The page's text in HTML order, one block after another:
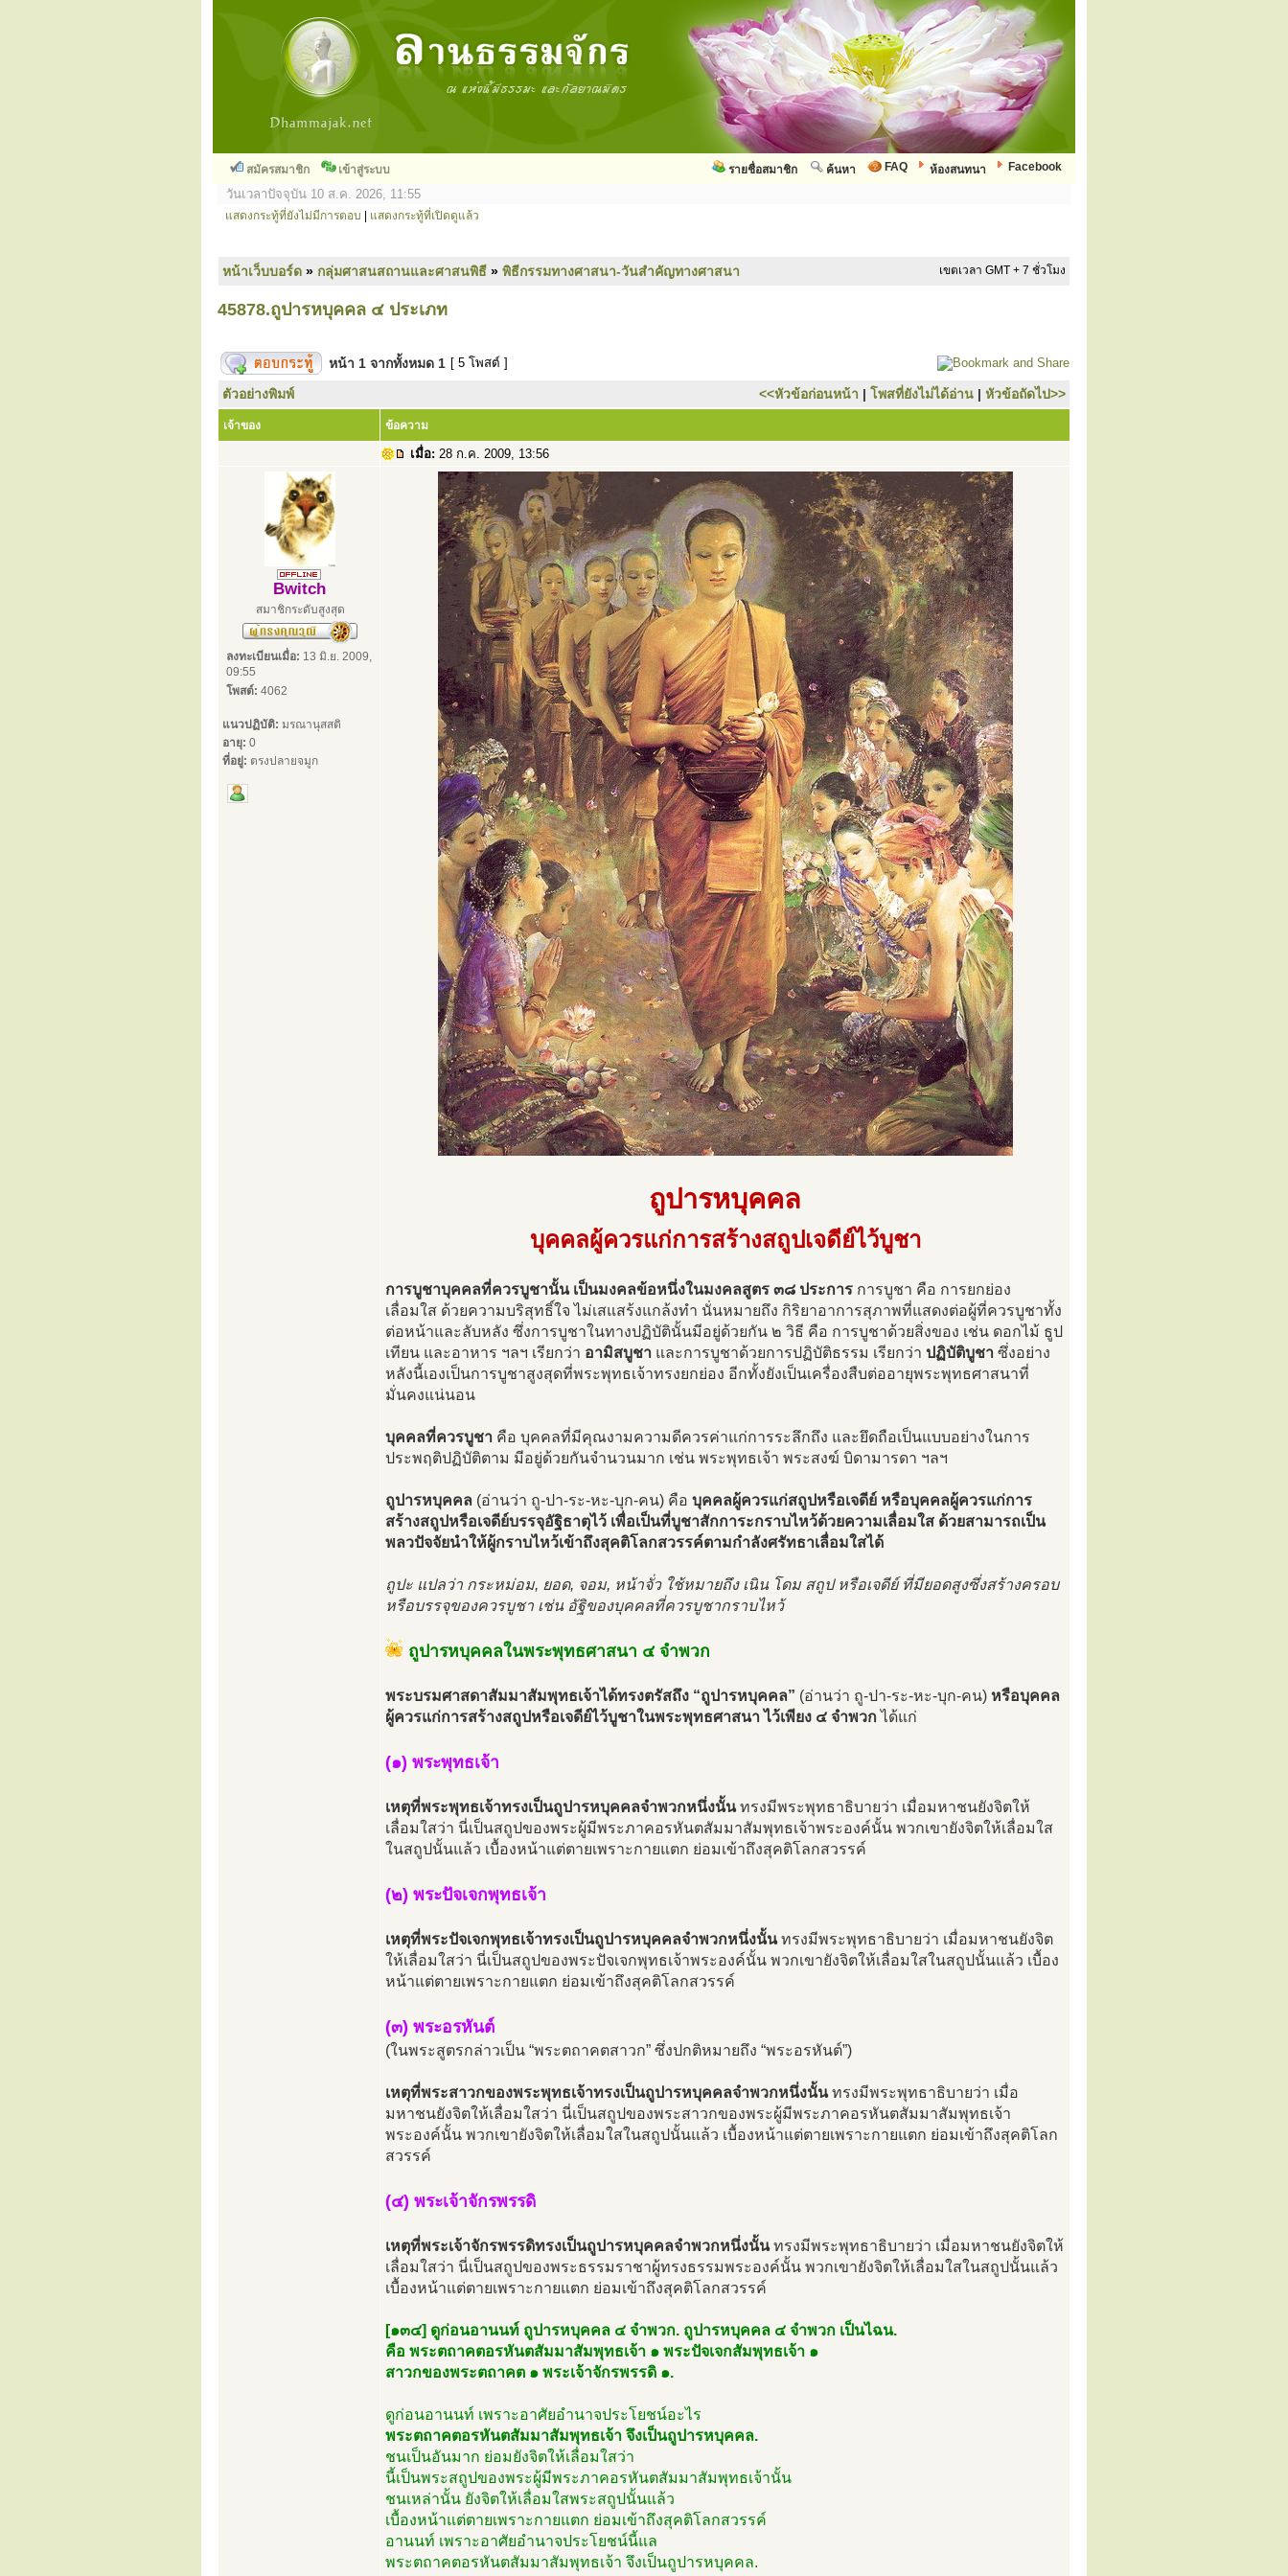
สมัครสมาชิก เข้าสู่ระบบ Facebook
ห้องสนทนา
FAQ
ค้นหา
รายชื่อสมาชิก
วันเวลาปัจจุบัน 10 ส.ค. 2026, 11:55
แสดงกระทู้ที่ยังไม่มีการตอบ แสดงกระทู้ที่เปิดดูแล้ว
หน้าเว็บบอร์ด » กลุ่มศาสนสถานและศาสนพิธี » พิธีกรรมทางศาสนา-วันสำคัญทางศาสนา เขตเวลา GMT + 7 ชั่วโมง
45878.ถูปารหบุคคล ๔ ประเภท
หน้า 1 จากทั้งหมด 1 [ 5 โพสต์ ]
ตัวอย่างพิมพ์ <<หัวข้อก่อนหน้า | โพสที่ยังไม่ได้อ่าน | หัวข้อถัดไป>>
เจ้าของ ข้อความ
เมื่อ: 28 ก.ค. 2009, 13:56
Bwitch
สมาชิกระดับสูงสุด
ลงทะเบียนเมื่อ: 13 มิ.ย. 2009,
09:55
โพสต์: 4062
แนวปฏิบัติ: มรณานุสสติ
อายุ: 0
ที่อยู่: ตรงปลายจมูก
ถูปารหบุคคล
บุคคลผู้ควรแก่การสร้างสถูปเจดีย์ไว้บูชา
การบูชาบุคคลที่ควรบูชานั้น เป็นมงคลข้อหนึ่งในมงคลสูตร ๓๘ ประการ การบูชา คือ การยกย่อง
เลื่อมใส ด้วยความบริสุทธิ์ใจ ไม่เสแสร้งแกล้งทำ นั่นหมายถึง กิริยาอาการสุภาพที่แสดงต่อผู้ที่ควรบูชาทั้ง
ต่อหน้าและลับหลัง ซึ่งการบูชาในทางปฏิบัตินั้นมีอยู่ด้วยกัน ๒ วิธี คือ การบูชาด้วยสิ่งของ เช่น ดอกไม้ ธูป
เทียน และอาหาร ฯลฯ เรียกว่า อามิสบูชา และการบูชาด้วยการปฏิบัติธรรม เรียกว่า ปฏิบัติบูชา ซึ่งอย่าง
หลังนี้เองเป็นการบูชาสูงสุดที่พระพุทธเจ้าทรงยกย่อง อีกทั้งยังเป็นเครื่องสืบต่ออายุพระพุทธศาสนาที่
มั่นคงแน่นอน
บุคคลที่ควรบูชา คือ บุคคลที่มีคุณงามความดีควรค่าแก่การระลึกถึง และยึดถือเป็นแบบอย่างในการ
ประพฤติปฏิบัติตาม มีอยู่ด้วยกันจำนวนมาก เช่น พระพุทธเจ้า พระสงฆ์ บิดามารดา ฯลฯ
ถูปารหบุคคล (อ่านว่า ถู-ปา-ระ-หะ-บุก-คน) คือ บุคคลผู้ควรแก่สถูปหรือเจดีย์ หรือบุคคลผู้ควรแก่การ
สร้างสถูปหรือเจดีย์บรรจุอัฐิธาตุไว้ เพื่อเป็นที่บูชาสักการะกราบไหว้ด้วยความเลื่อมใส ด้วยสามารถเป็น
พลวปัจจัยนำให้ผู้กราบไหว้เข้าถึงสุคติโลกสวรรค์ตามกำลังศรัทธาเลื่อมใสได้
ถูปะ แปลว่า กระหม่อม, ยอด, จอม, หน้าจั่ว ใช้หมายถึง เนิน โดม สถูป หรือเจดีย์ ที่มียอดสูงซึ่งสร้างครอบ
หรือบรรจุของควรบูชา เช่น อัฐิของบุคคลที่ควรบูชากราบไหว้
ถูปารหบุคคลในพระพุทธศาสนา ๔ จำพวก
พระบรมศาสดาสัมมาสัมพุทธเจ้าได้ทรงตรัสถึง “ถูปารหบุคคล” (อ่านว่า ถู-ปา-ระ-หะ-บุก-คน) หรือบุคคล
ผู้ควรแก่การสร้างสถูปหรือเจดีย์ไว้บูชาในพระพุทธศาสนา ไว้เพียง ๔ จำพวก ได้แก่
(๑) พระพุทธเจ้า
เหตุที่พระพุทธเจ้าทรงเป็นถูปารหบุคคลจำพวกหนึ่งนั้นทรงมีพระพุทธาธิบายว่า เมื่อมหาชนยังจิตให้
เลื่อมใสว่า นี่เป็นสถูปของพระผู้มีพระภาคอรหันตสัมมาสัมพุทธเจ้าพระองค์นั้น พวกเขายังจิตให้เลื่อมใส
ในสถูปนั้นแล้ว เบื้องหน้าแต่ตายเพราะกายแตก ย่อมเข้าถึงสุคติโลกสวรรค์
(๒) พระปัจเจกพุทธเจ้า
เหตุที่พระปัจเจกพุทธเจ้าทรงเป็นถูปารหบุคคลจำพวกหนึ่งนั้นทรงมีพระพุทธาธิบายว่า เมื่อมหาชนยังจิต
ให้เลื่อมใสว่า นี่เป็นสถูปของพระปัจเจกพุทธเจ้าพระองค์นั้น พวกเขายังจิตให้เลื่อมใสในสถูปนั้นแล้ว เบื้อง
หน้าแต่ตายเพราะกายแตก ย่อมเข้าถึงสุคติโลกสวรรค์
(๓) พระอรหันต์
(ในพระสูตรกล่าวเป็น “พระตถาคตสาวก” ซึ่งปกติหมายถึง “พระอรหันต์”)
เหตุที่พระสาวกของพระพุทธเจ้าทรงเป็นถูปารหบุคคลจำพวกหนึ่งนั้นทรงมีพระพุทธาธิบายว่า เมื่อ
มหาชนยังจิตให้เลื่อมใสว่า นี่เป็นสถูปของพระสาวกของพระผู้มีพระภาคอรหันตสัมมาสัมพุทธเจ้า
พระองค์นั้น พวกเขายังจิตให้เลื่อมใสในสถูปนั้นแล้ว เบื้องหน้าแต่ตายเพราะกายแตก ย่อมเข้าถึงสุคติโลก
สวรรค์
(๔) พระเจ้าจักรพรรดิ
เหตุที่พระเจ้าจักรพรรดิทรงเป็นถูปารหบุคคลจำพวกหนึ่งนั้นทรงมีพระพุทธาธิบายว่า เมื่อมหาชนยังจิตให้
เลื่อมใสว่า นี่เป็นสถูปของพระธรรมราชาผู้ทรงธรรมพระองค์นั้น พวกเขายังจิตให้เลื่อมใสในสถูปนั้นแล้ว
เบื้องหน้าแต่ตายเพราะกายแตก ย่อมเข้าถึงสุคติโลกสวรรค์
[๑๓๔] ดูก่อนอานนท์ ถูปารหบุคคล ๔ จำพวก. ถูปารหบุคคล ๔ จำพวก เป็นไฉน.
คือ พระตถาคตอรหันตสัมมาสัมพุทธเจ้า ๑ พระปัจเจกสัมพุทธเจ้า ๑
สาวกของพระตถาคต ๑ พระเจ้าจักรพรรดิ ๑.
ดูก่อนอานนท์ เพราะอาศัยอำนาจประโยชน์อะไร
พระตถาคตอรหันตสัมมาสัมพุทธเจ้า จึงเป็นถูปารหบุคคล.
ชนเป็นอันมาก ย่อมยังจิตให้เลื่อมใสว่า
นี้เป็นพระสถูปของพระผู้มีพระภาคอรหันตสัมมาสัมพุทธเจ้านั้น
ชนเหล่านั้น ยังจิตให้เลื่อมใสพระสถูปนั้นแล้ว
เบื้องหน้าแต่ตายเพราะกายแตก ย่อมเข้าถึงสุคติโลกสวรรค์
อานนท์ เพราะอาศัยอำนาจประโยชน์นี้แล
พระตถาคตอรหันตสัมมาสัมพุทธเจ้า จึงเป็นถูปารหบุคคล.